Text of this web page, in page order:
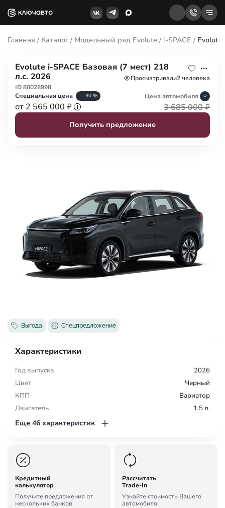
Главная / Каталог / Модельный ряд Evolute / i-SPACE / Evolute
Evolute i-SPACE Базовая (7 мест) 218
л.с. 2026
ID 80028998
Просматривали2 человека
Специальная цена — 30 %
от 2 565 000 ₽
Цена автомобиля
3 685 000 ₽
Получить предложение
Выгода Спецпредложение
Характеристики
Год выпуска
2026
Цвет
Черный
КПП
Вариатор
Двигатель
1.5 л.
Еще 46 характеристик
Кредитный
калькулятор
Получите предложения от
нескольких банков
Рассчитать
Trade-In
Узнайте стоимость Вашего
автомобиля